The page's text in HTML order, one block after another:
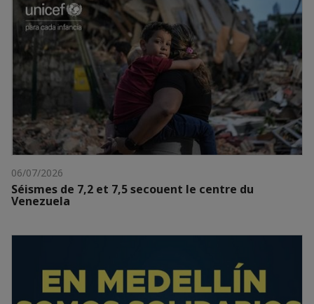
06/07/2026
Séismes de 7,2 et 7,5 secouent le centre du
Venezuela